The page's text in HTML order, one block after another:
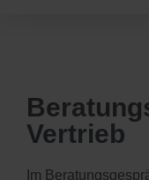
Vertrieb
Im